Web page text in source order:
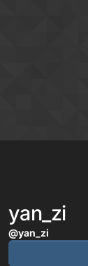
yan_zi
@yan_zi